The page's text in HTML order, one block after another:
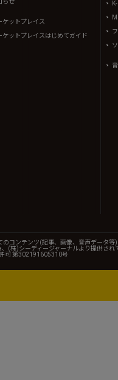
らせ
ケットプレイス
ケットプレイスはじめてガイド
のコンテンツ(記事、画像、音声データ
(株)シーディージャーナルより提供され
可 第302191605310号